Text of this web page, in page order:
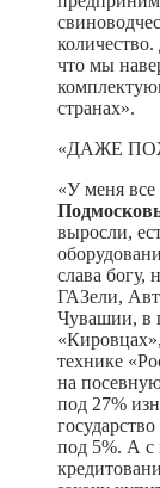
что мы
странах».
«ДАЖЕ
«У меня
выросли,
слава богу,
ГАЗели,
Чувашии, в
технике
на
под 27%
под 5%. А с